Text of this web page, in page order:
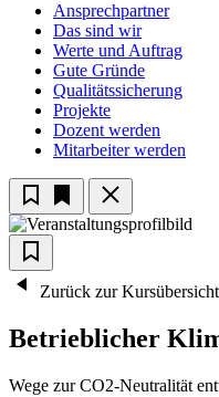
Ansprechpartner
Das sind wir
Werte und Auftrag
Gute Gründe
Qualitätssicherung
Projekte
Dozent werden
Mitarbeiter werden
Zurück zur Kursübersicht
Betrieblicher
Wege zur CO2-Neutralität